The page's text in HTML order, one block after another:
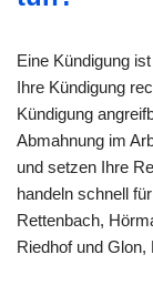
Eine Kündigung
Ihre Kündigung
Kündigung
Abmahnung im
und setzen Ihre
handeln schnell
Rettenbach,
Riedhof und